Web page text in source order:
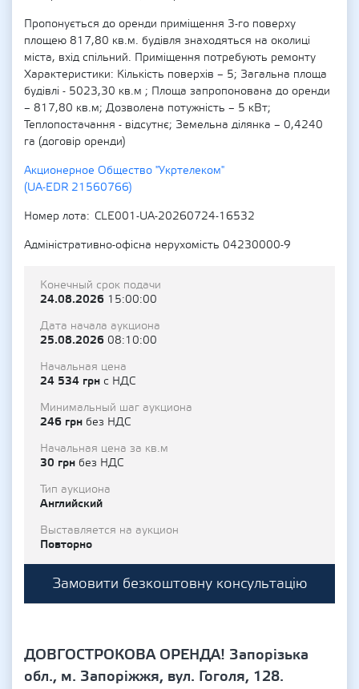
Пропонується до оренди приміщення 3-го поверху
площею 817,80 кв.м. будівля знаходяться на околиці
міста, вхід спільний. Приміщення потребують ремонту
Характеристики: Кількість поверхів – 5; Загальна площа
будівлі - 5023,30 кв.м ; Площа запропонована до оренди
– 817,80 кв.м; Дозволена потужність – 5 кВт;
Теплопостачання - відсутнє; Земельна ділянка – 0,4240
га (договір оренди)
Акционерное Общество "Укртелеком"
(UA-EDR 21560766)
Номер лота
CLE001-UA-20260724-16532
Адміністративно-офісна нерухомість 04230000-9
Конечный срок подачи
24.08.2026 15:00:00
Дата начала аукциона
25.08.2026 08:10:00
Начальная цена
24 534 грн с НДС
Минимальный шаг аукциона
246 грн без НДС
Начальная цена за кв.м
30 грн без НДС
Тип аукциона
Английский
Выставляется на аукцион
Повторно
Замовити безкоштовну консультацію
ДОВГОСТРОКОВА ОРЕНДА! Запорізька
обл., м. Запоріжжя, вул. Гоголя, 128.